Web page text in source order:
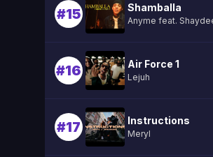
#15 Shamballa
Anyme feat.
#16 Air Force 1
Lejuh
#17 Instructions
Meryl